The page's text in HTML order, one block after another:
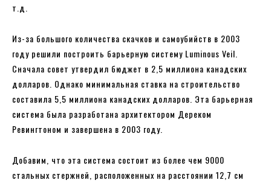
т.д.
Из-за большого количества скачков и самоубийств в 2003
году решили построить барьерную систему Luminous Veil.
Сначала совет утвердил бюджет в 2,5 миллиона канадских
долларов. Однако минимальная ставка на строительство
составила 5,5 миллиона канадских долларов. Эта барьерная
система была разработана архитектором Дереком
Ревингтоном и завершена в 2003 году.
Добавим, что эта система состоит из более чем 9000
стальных стержней, расположенных на расстоянии 12,7 см